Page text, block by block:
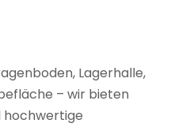
Lagerhalle,
– wir bieten
hochwertige